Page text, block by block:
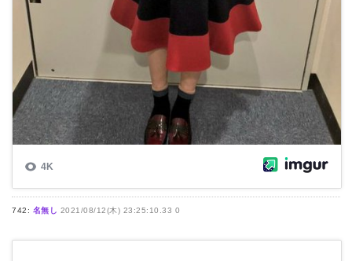
742: 名無し 2021/08/12(木) 23:25:10.33 0